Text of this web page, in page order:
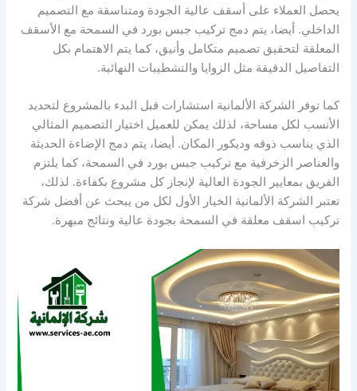
يحصل العملاء على أسقف عالية الجودة ومتناسقة مع التصميم
الداخلي. أيضا، يتم دمج تركيب جبس بورد في السمحة مع الأسقف
المعلقة لتحقيق تصميم متكامل وأنيق، كما يتم الاهتمام بكل
التفاصيل الدقيقة مثل الزوايا والتشطيبات النهائية.
كما توفر الشركة الألمانية استشارات قبل البدء بالمشروع لتحديد
الأنسب لكل مساحة، لذلك يمكن للعميل اختيار التصميم المثالي
الذي يناسب ذوقه وديكور المكان. أيضا، يتم دمج الإضاءة الحديثة
والعناصر الزخرفية مع تركيب جبس بورد في السمحة، كما يلتزم
الفريق بمعايير الجودة العالية لإنجاز كل مشروع بكفاءة. لذلك،
تعتبر الشركة الألمانية الخيار الأول لكل من يبحث عن أفضل شركة
تركيب اسقف معلقة في السمحة بجودة عالية ونتائج مبهرة.